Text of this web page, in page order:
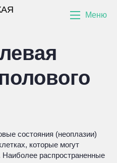
Меню
состояния (неоплазии)
которые могут
Наиболее распространенные